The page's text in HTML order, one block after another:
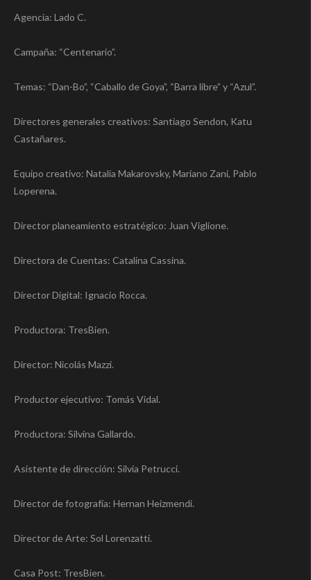
Agencia: Lado C.
Campaña: “Centenario”.
Temas: “Dan-Bo”, “Caballo de Goya”, “Barra libre” y “Azul”.
Directores generales creativos: Santiago Sendon, Katu
Castañares.
Equipo creativo: Natalia Makarovsky, Mariano Zani, Pablo
Loperena.
Director planeamiento estratégico: Juan Viglione.
Directora de Cuentas: Catalina Cassina.
Director Digital: Ignacio Rocca.
Productora: TresBien.
Director: Nicolás Mazzi.
Productor ejecutivo: Tomás Vidal.
Productora: Silvina Gallardo.
Asistente de dirección: Silvia Petrucci.
Director de fotografía: Hernan Heizmendi.
Director de Arte: Sol Lorenzatti.
Casa Post: TresBien.